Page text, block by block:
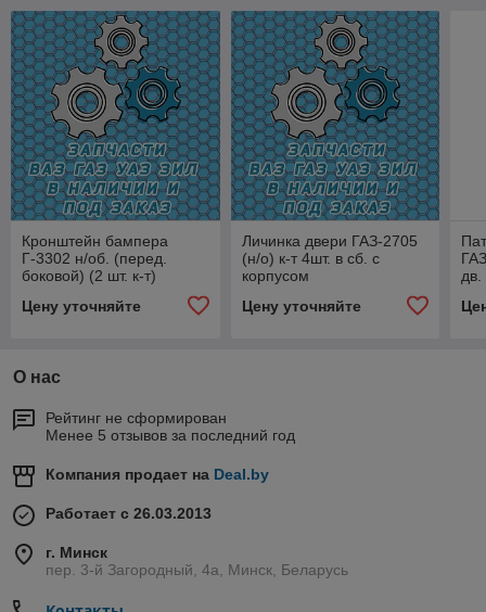
Кронштейн бампера
Г-3302 н/об. (перед.
боковой) (2 шт. к-т)
Цену уточняйте
Личинка двери ГАЗ-2705
(н/о) к-т 4шт. в сб. с
корпусом
Цену уточняйте
О нас
Рейтинг не сформирован
Менее 5 отзывов за последний год
Компания продает на Deal.by
Работает с 26.03.2013
г. Минск
пер. 3-й Загородный, 4а, Минск, Беларусь